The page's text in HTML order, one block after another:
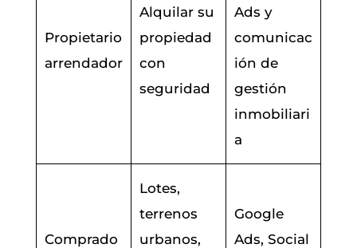
Propietario
arrendador
Alquilar su
propiedad
con
seguridad
Ads y
comunicac
ión de
gestión
inmobiliari
a
Comprado
Lotes,
terrenos
urbanos,
Google
Ads, Social